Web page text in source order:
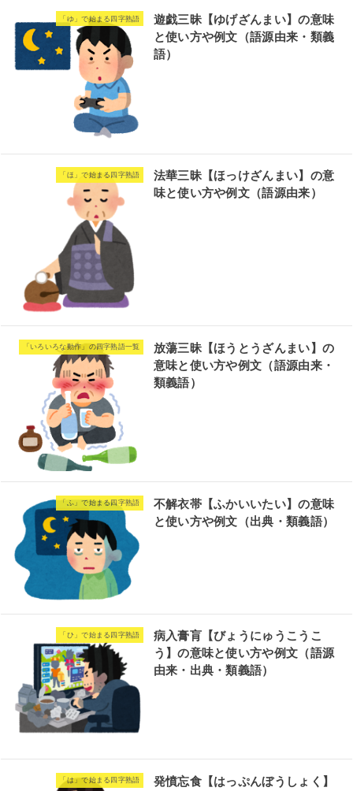
「ゆ」で始まる四字熟語
遊戯三昧【ゆげざんまい】の意味
と使い方や例文（語源由来・類義
語）
「ほ」で始まる四字熟語
法華三昧【ほっけざんまい】の意
味と使い方や例文（語源由来）
「いろいろな動作」の四字熟語一覧
放蕩三昧【ほうとうざんまい】の
意味と使い方や例文（語源由来・
類義語）
「ふ」で始まる四字熟語
不解衣帯【ふかいいたい】の意味
と使い方や例文（出典・類義語）
「ひ」で始まる四字熟語
病入膏肓【びょうにゅうこうこ
う】の意味と使い方や例文（語源
由来・出典・類義語）
「は」で始まる四字熟語
発憤忘食【はっぷんぼうしょく】